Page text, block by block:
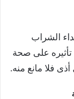
الشراب
على صحة
فلا مانع منه.